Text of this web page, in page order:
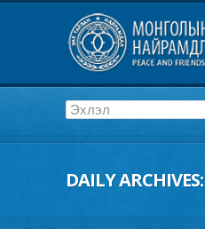
DAILY ARCHIVES: